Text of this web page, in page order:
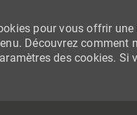
pour vous offrir
Découvrez
des cookies.